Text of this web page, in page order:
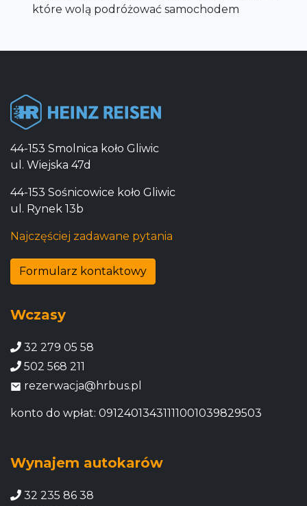
które wolą podróżować samochodem
44-153 Smolnica koło Gliwic
ul. Wiejska 47d
44-153 Sośnicowice koło Gliwic
ul. Rynek 13b
Najczęściej zadawane pytania
Formularz kontaktowy
Wczasy
32 279 05 58
502 568 211
rezerwacja@hrbus.pl
konto do wpłat: 09124013431111001039829503
Wynajem autokarów
32 235 86 38